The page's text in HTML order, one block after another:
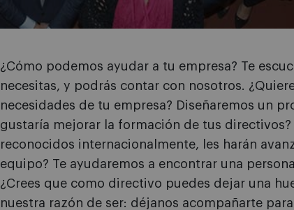
¿Cómo podemos ayudar a tu empresa? Te
necesitas, y podrás contar con nosotros.
necesidades de tu empresa? Diseñaremos un
gustaría mejorar la formación de tus
reconocidos internacionalmente, les harán
equipo? Te ayudaremos a encontrar una
¿Crees que como directivo puedes dejar una
nuestra razón de ser: déjanos acompañarte